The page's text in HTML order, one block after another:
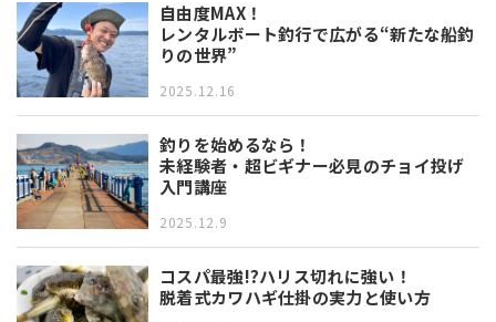
自由度MAX！
レンタルボート釣行で広がる“新たな船釣
りの世界”
2025.12.16
釣りを始めるなら！
未経験者・超ビギナー必見のチョイ投げ
入門講座
2025.12.9
コスパ最強!?ハリス切れに強い！
脱着式カワハギ仕掛の実力と使い方